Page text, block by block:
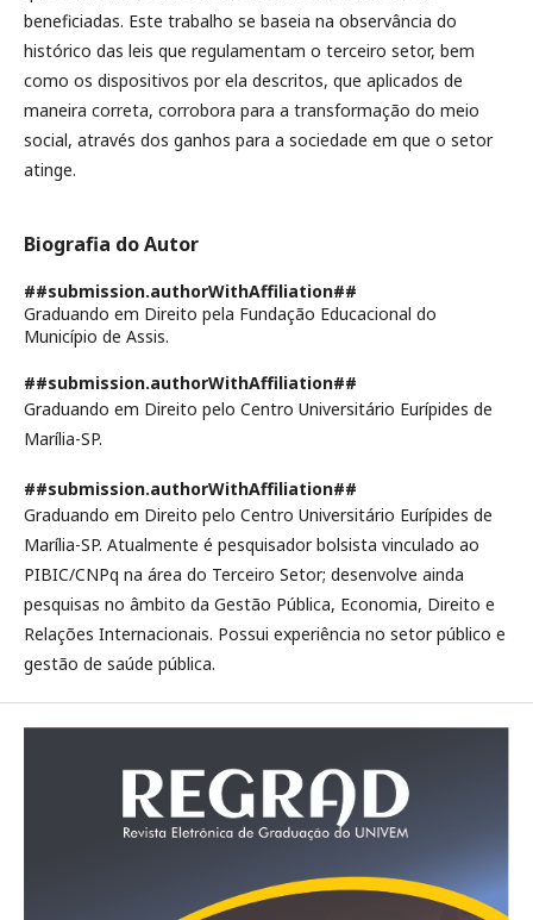
beneficiadas. Este trabalho se baseia na observância do
histórico das leis que regulamentam o terceiro setor, bem
como os dispositivos por ela descritos, que aplicados de
maneira correta, corrobora para a transformação do meio
social, através dos ganhos para a sociedade em que o setor
atinge.
Biografia do Autor
##submission.authorWithAffiliation##
Graduando em Direito pela Fundação Educacional do
Município de Assis.
##submission.authorWithAffiliation##
Graduando em Direito pelo Centro Universitário Eurípides de
Marília-SP.
##submission.authorWithAffiliation##
Graduando em Direito pelo Centro Universitário Eurípides de
Marília-SP. Atualmente é pesquisador bolsista vinculado ao
PIBIC/CNPq na área do Terceiro Setor; desenvolve ainda
pesquisas no âmbito da Gestão Pública, Economia, Direito e
Relações Internacionais. Possui experiência no setor público e
gestão de saúde pública.